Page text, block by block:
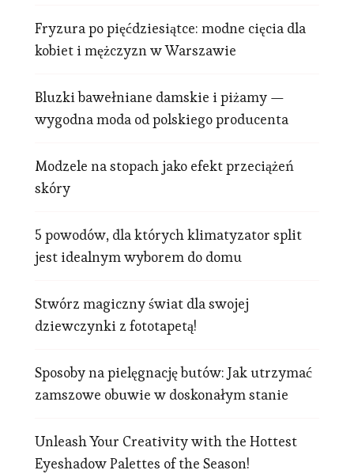
Fryzura po pięćdziesiątce: modne cięcia dla
kobiet i mężczyzn w Warszawie
Bluzki bawełniane damskie i piżamy —
wygodna moda od polskiego producenta
Modzele na stopach jako efekt przeciążeń
skóry
5 powodów, dla których klimatyzator split
jest idealnym wyborem do domu
Stwórz magiczny świat dla swojej
dziewczynki z fototapetą!
Sposoby na pielęgnację butów: Jak utrzymać
zamszowe obuwie w doskonałym stanie
Unleash Your Creativity with the Hottest
Eyeshadow Palettes of the Season!